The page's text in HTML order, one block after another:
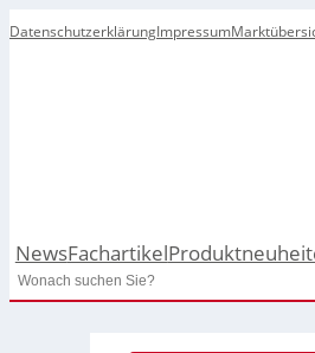
DatenschutzerklärungImpressum
NewsFachartikel
Search